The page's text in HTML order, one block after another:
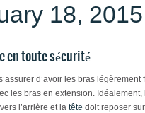
18, 2015
en toute sécurité
d’avoir les bras
les bras en extension. Idéalement,
l’arrière et la tête doit reposer